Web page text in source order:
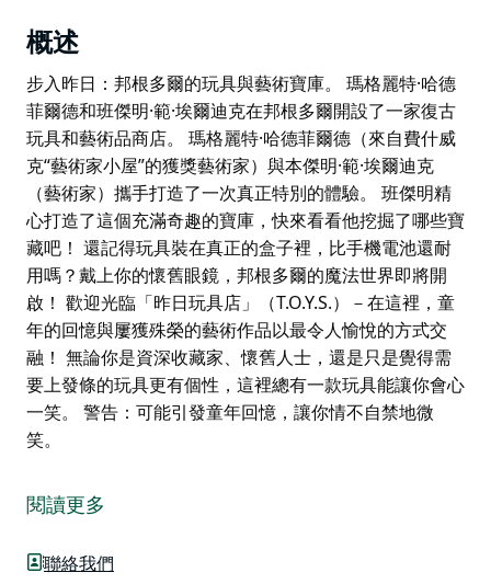
概述
步入昨日：邦根多爾的玩具與藝術寶庫。 瑪格麗特·哈德
菲爾德和班傑明·範·埃爾迪克在邦根多爾開設了一家復古
玩具和藝術品商店。 瑪格麗特·哈德菲爾德（來自費什威
克“藝術家小屋”的獲獎藝術家）與本傑明·範·埃爾迪克
（藝術家）攜手打造了一次真正特別的體驗。 班傑明精
心打造了這個充滿奇趣的寶庫，快來看看他挖掘了哪些寶
藏吧！ 還記得玩具裝在真正的盒子裡，比手機電池還耐
用嗎？戴上你的懷舊眼鏡，邦根多爾的魔法世界即將開
啟！ 歡迎光臨「昨日玩具店」（T.O.Y.S.）－在這裡，童
年的回憶與屢獲殊榮的藝術作品以最令人愉悅的方式交
融！ 無論你是資深收藏家、懷舊人士，還是只是覺得需
要上發條的玩具更有個性，這裡總有一款玩具能讓你會心
一笑。 警告：可能引發童年回憶，讓你情不自禁地微
笑。
瑪格麗特·哈德菲爾德和班傑明·範·埃爾迪克在邦根多爾開
瑪格麗特·哈德菲爾德（來自費什威克“藝術家小屋”的獲獎
閱讀更多
聯絡我們